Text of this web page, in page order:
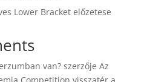
Lower Bracket előzetese
van?szerzője Az
Competition visszatér a